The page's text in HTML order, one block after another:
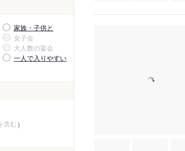
家族・子供と
女子会
大人数の宴会
一人で入りやすい
含む